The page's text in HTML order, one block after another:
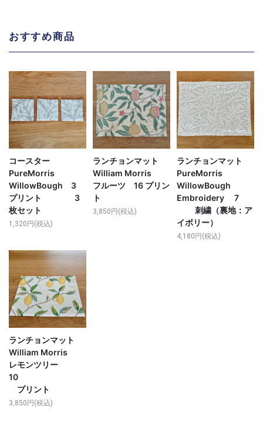
おすすめ商品
コースター
PureMorris
WillowBough 3
プリント 3
枚セット
1,320円(税込)
ランチョンマット
William Morris
フルーツ 16 プリン
ト
3,850円(税込)
ランチョンマット
PureMorris
WillowBough
Embroidery 7
刺繍（裏地：ア
イボリー）
4,180円(税込)
ランチョンマット
William Morris
レモンツリー
10
プリント
3,850円(税込)